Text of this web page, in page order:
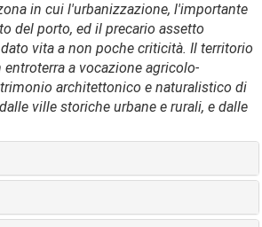
in cui l'urbanizzazione, l'importante
del porto, ed il precario assetto
vita a non poche criticità. Il territorio
a vocazione agricolo-
architettonico e naturalistico di
ville storiche urbane e rurali, e dalle